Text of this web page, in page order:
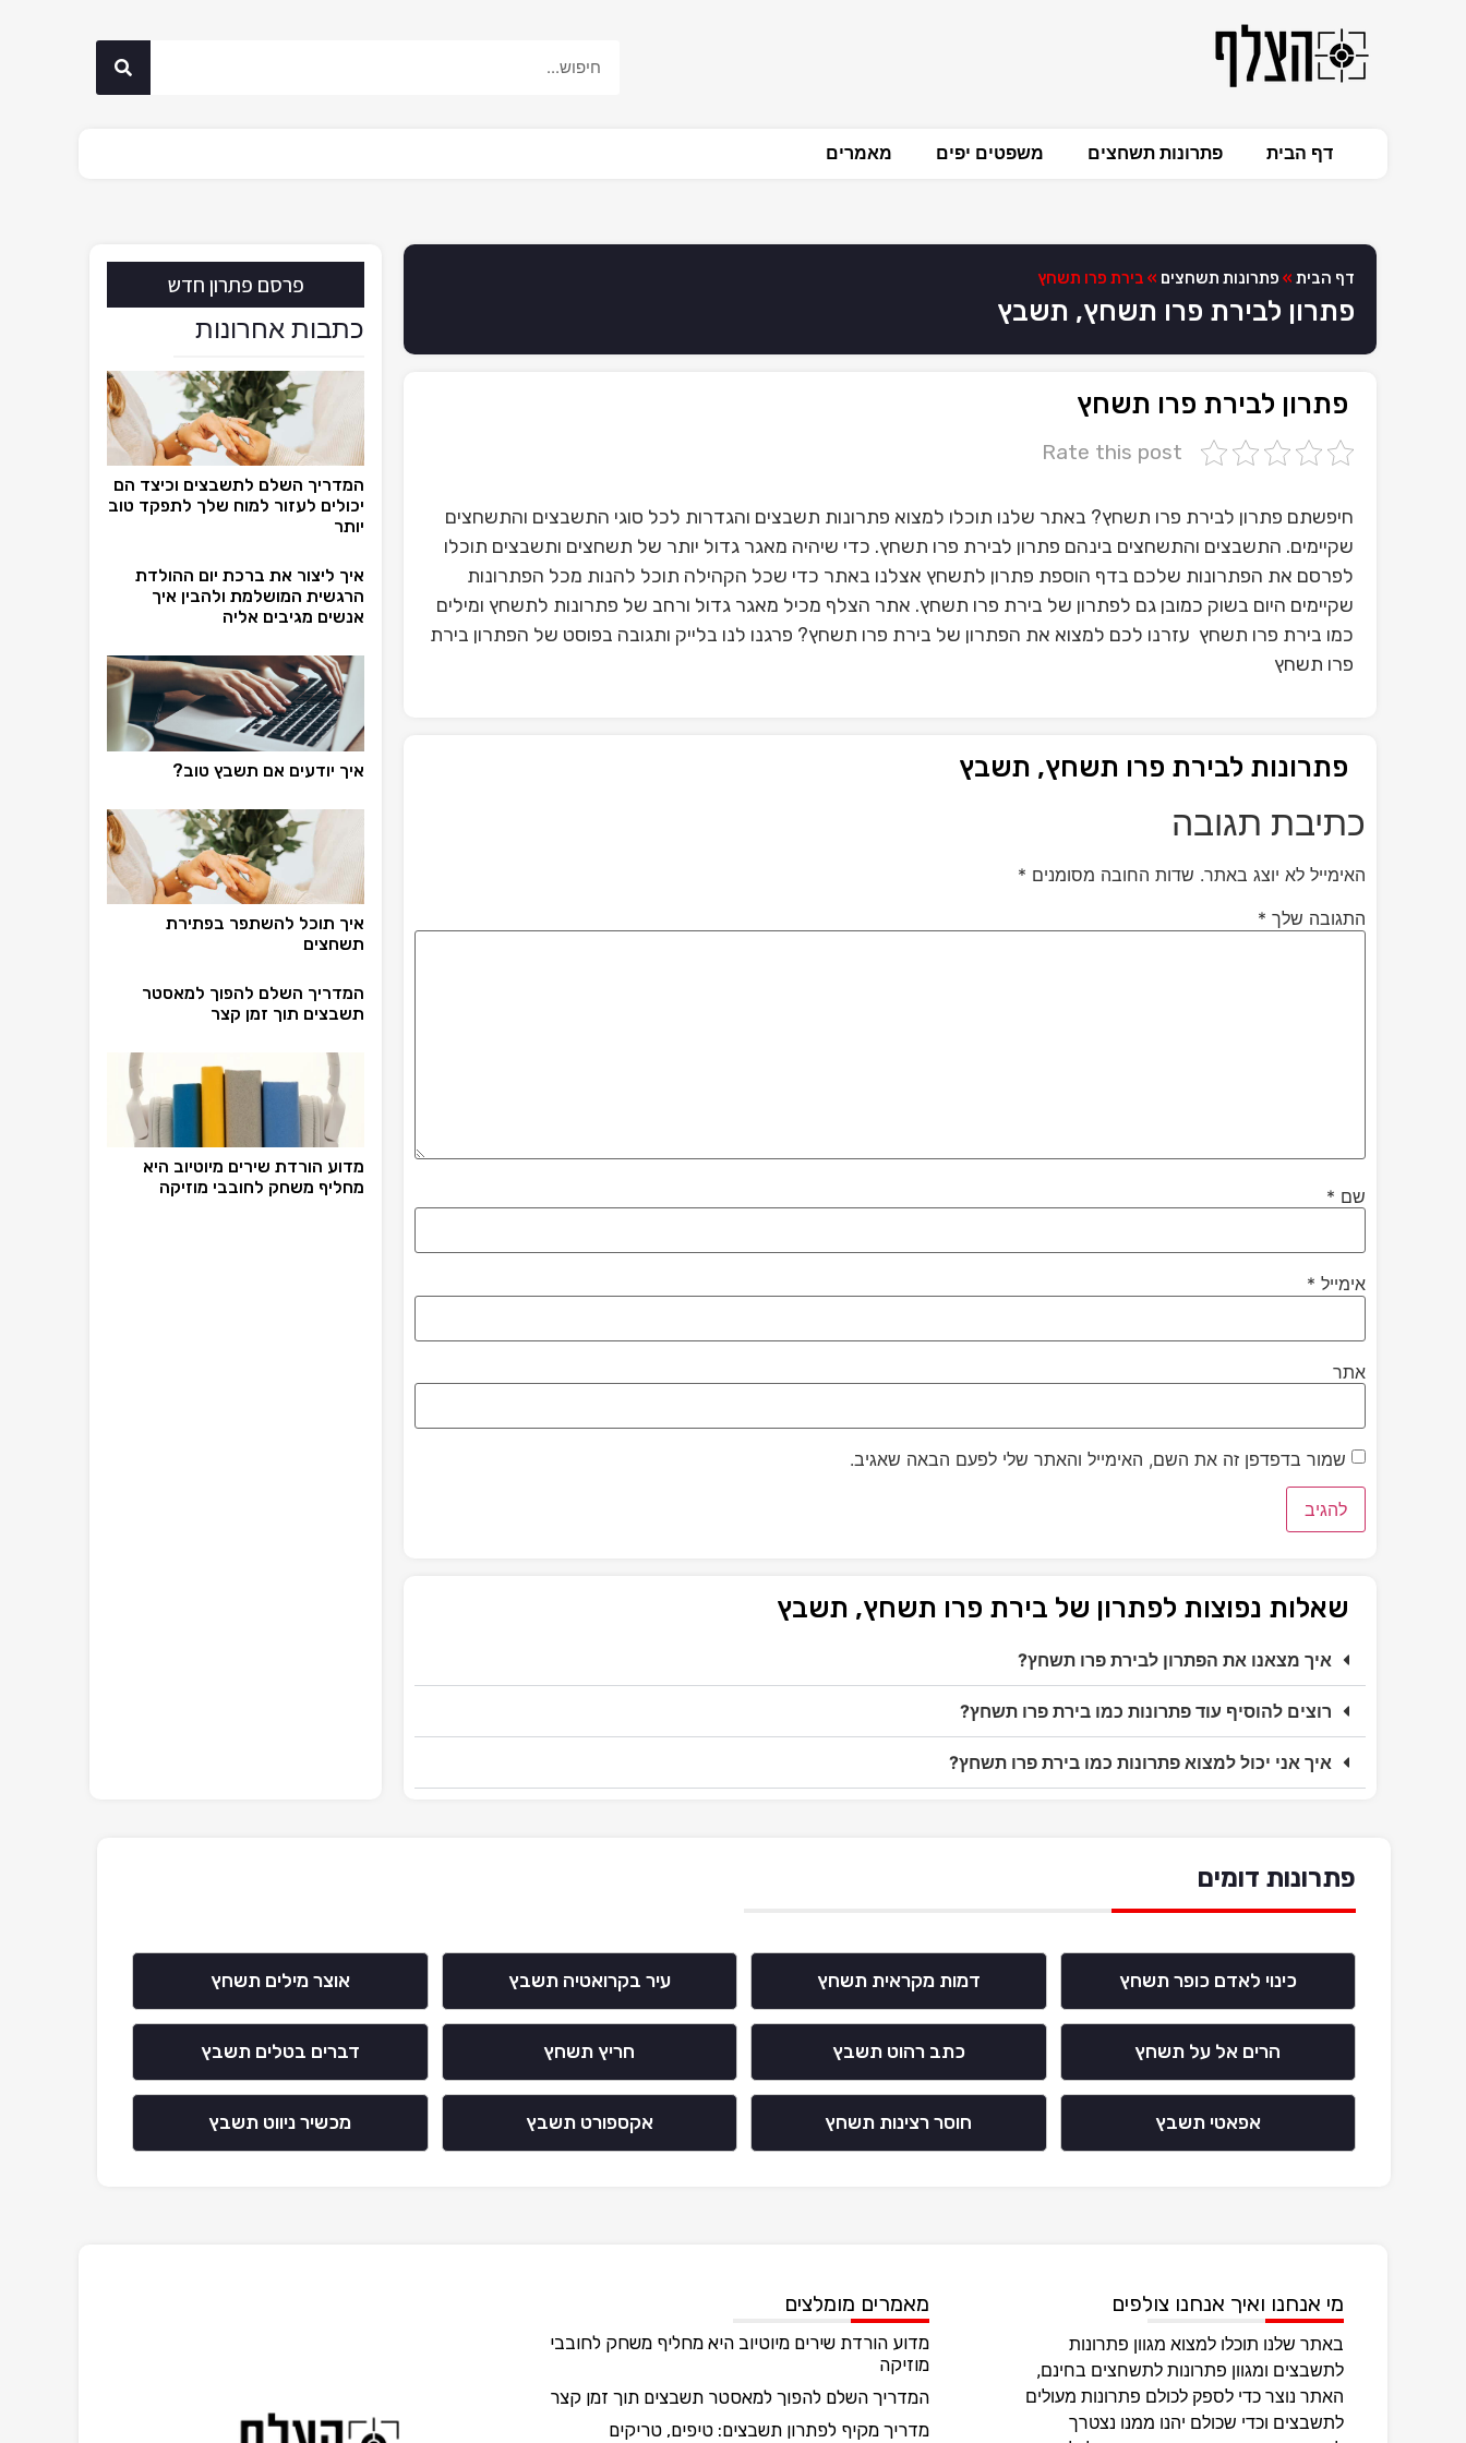
דף הבית פתרונות תשחצים משפטים יפים מאמרים
דף הבית » פתרונות תשחצים » בירת פרו תשחץ
פתרון לבירת פרו תשחץ, תשבץ
פתרון לבירת פרו תשחץ
Rate this post
חיפשתם פתרון לבירת פרו תשחץ? באתר שלנו תוכלו למצוא פתרונות תשבצים והגדרות לכל סוגי התשבצים והתשחצים
שקיימים. התשבצים והתשחצים בינהם פתרון לבירת פרו תשחץ. כדי שיהיה מאגר גדול יותר של תשחצים ותשבצים תוכלו
לפרסם את הפתרונות שלכם בדף הוספת פתרון לתשחץ אצלנו באתר כדי שכל הקהילה תוכל להנות מכל הפתרונות
שקיימים היום בשוק כמובן גם לפתרון של בירת פרו תשחץ. אתר הצלף מכיל מאגר גדול ורחב של פתרונות לתשחץ ומילים
כמו בירת פרו תשחץ עזרנו לכם למצוא את הפתרון של בירת פרו תשחץ? פרגנו לנו בלייק ותגובה בפוסט של הפתרון בירת
פרו תשחץ
פתרונות לבירת פרו תשחץ, תשבץ
כתיבת תגובה
האימייל לא יוצג באתר. שדות החובה מסומנים *
התגובה שלך *
שם *
אימייל *
אתר
שמור בדפדפן זה את השם, האימייל והאתר שלי לפעם הבאה שאגיב.
שאלות נפוצות לפתרון של בירת פרו תשחץ, תשבץ
איך מצאנו את הפתרון לבירת פרו תשחץ?
רוצים להוסיף עוד פתרונות כמו בירת פרו תשחץ?
איך אני יכול למצוא פתרונות כמו בירת פרו תשחץ?
פרסם פתרון חדש
כתבות אחרונות
המדריך השלם לתשבצים וכיצד הם
יכולים לעזור למוח שלך לתפקד טוב
יותר
איך ליצור את ברכת יום ההולדת
הרגשית המושלמת ולהבין איך
אנשים מגיבים אליה
איך יודעים אם תשבץ טוב?
איך תוכל להשתפר בפתירת
תשחצים
המדריך השלם להפוך למאסטר
תשבצים תוך זמן קצר
מדוע הורדת שירים מיוטיוב היא
מחליף משחק לחובבי מוזיקה
פתרונות דומים
כינוי לאדם כופר תשחץ דמות מקראית תשחץ עיר בקרואטיה תשבץ אוצר מילים תשחץ
הרים אל על תשחץ כתב רהוט תשבץ חריץ תשחץ דברים בטלים תשבץ
אפאטי תשבץ חוסר רצינות תשחץ אקספורט תשבץ מכשיר ניווט תשבץ
מי אנחנו ואיך אנחנו צולפים
באתר שלנו תוכלו למצוא מגוון פתרונות
לתשבצים ומגוון פתרונות לתשחצים בחינם,
האתר נוצר כדי לספק לכולם פתרונות מעולים
לתשבצים וכדי שכולם יהנו ממנו נצטרך
מאמרים מומלצים
מדוע הורדת שירים מיוטיוב היא מחליף משחק לחובבי
מוזיקה
המדריך השלם להפוך למאסטר תשבצים תוך זמן קצר
מדריך מקיף לפתרון תשבצים: טיפים, טריקים